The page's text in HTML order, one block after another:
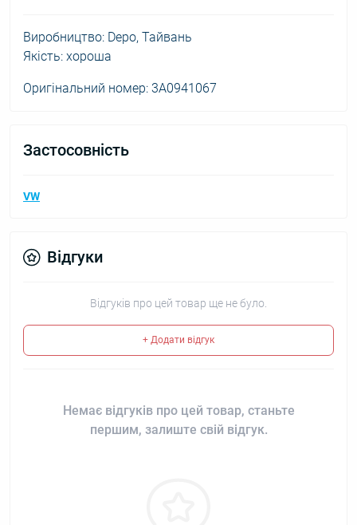
Виробництво: Depo, Тайвань
Якість: хороша
Оригінальний номер: 3A0941067
Застосовність
VW
Відгуки
Відгуків про цей товар ще не було.
+ Додати відгук
Немає відгуків про цей товар, станьте
першим, залиште свій відгук.